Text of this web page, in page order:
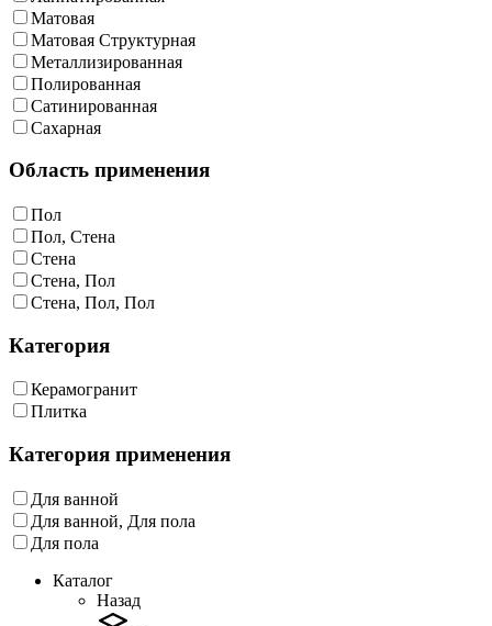
Матовая
Матовая Структурная
Металлизированная
Полированная
Сатинированная
Сахарная
Область применения
Пол
Пол, Стена
Стена
Стена, Пол
Стена, Пол, Пол
Категория
Керамогранит
Плитка
Категория применения
Для ванной
Для ванной, Для пола
Для пола
Каталог
Назад